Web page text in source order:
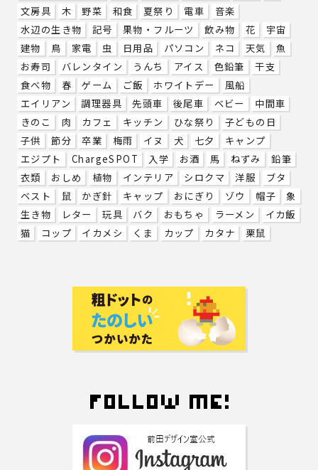
文房具
木 野菜 和食 夏祭り 電車
音楽
水辺の生き物
記号 果物・フルーツ 飲み物 花
宇宙
建物
鳥 家電 虫 日用品 パソコン ネコ 天気
魚
お寿司
バレンタイン うんち アイス 色鉛筆
干支
食べ物
春 ゲーム ご飯 ホワイトデー
風船
エイリアン
調理器具 先頭車 後尾車 ベビー
中間車
きのこ
肉 カフェ キッチン ひな祭り
子どもの日
子供
節分 卒業 梅雨 イヌ 犬 七夕
キャンプ
エジプト
ChargeSPOT 入学 お酒 馬 ねずみ
鉛筆
衣類
おしめ 植物 インテリア シロクマ 洋服
ブタ
ベスト
鼠 かぎ針 キャップ おにぎり ゾウ 帽子
象
生き物
レター 玩具 バク おもちゃ ラーメン
イカ飯
猫
コップ イカメシ くま カップ カタナ 栗鼠